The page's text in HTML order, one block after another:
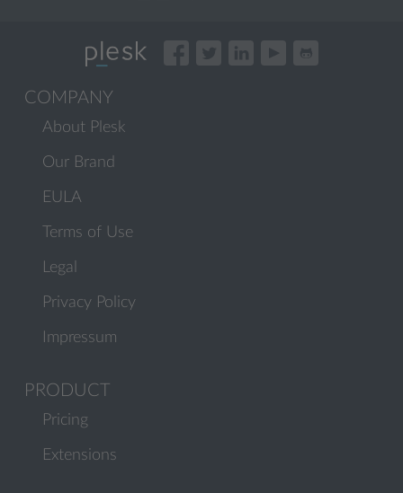
COMPANY
About Plesk
Our Brand
EULA
Terms of Use
Legal
Privacy Policy
Impressum
PRODUCT
Pricing
Extensions